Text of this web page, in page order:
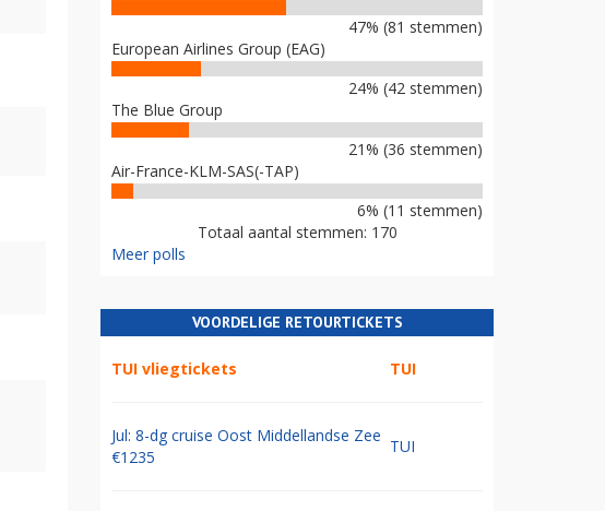
47% (81 stemmen)
European Airlines Group (EAG)
24% (42 stemmen)
The Blue Group
21% (36 stemmen)
Air-France-KLM-SAS(-TAP)
6% (11 stemmen)
Totaal aantal stemmen: 170
Meer polls
VOORDELIGE RETOURTICKETS
TUI vliegtickets TUI
Jul: 8-dg cruise Oost Middellandse Zee
€1235
TUI